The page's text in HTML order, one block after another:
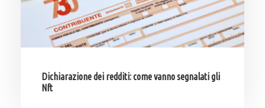
Dichiarazione dei redditi: come vanno segnalati gli
Nft